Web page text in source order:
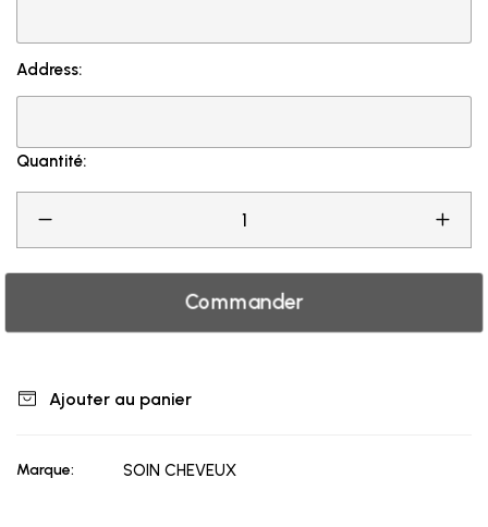
Address:
Quantité:
Commander
Ajouter au panier
Marque: SOIN CHEVEUX